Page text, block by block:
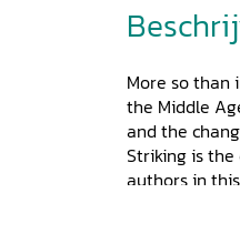
More so than
the Middle
and the
Striking is
authors in
the
social-